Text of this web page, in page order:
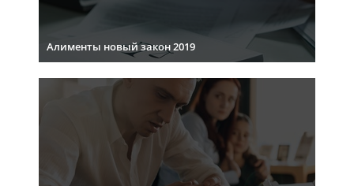
Алименты новый закон 2019